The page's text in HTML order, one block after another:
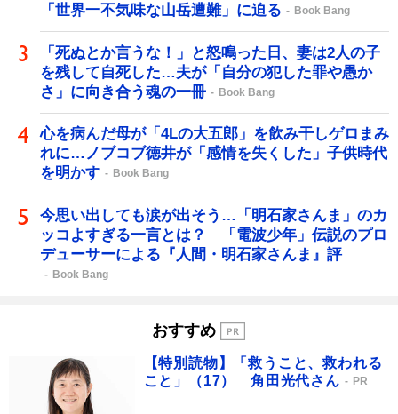
「世界一不気味な山岳遭難」に迫る
Book Bang
「死ぬとか言うな！」と怒鳴った日、妻は2人の子
を残して自死した…夫が「自分の犯した罪や愚か
さ」に向き合う魂の一冊
Book Bang
心を病んだ母が「4Lの大五郎」を飲み干しゲロまみ
れに…ノブコブ徳井が「感情を失くした」子供時代
を明かす
Book Bang
今思い出しても涙が出そう…「明石家さんま」のカ
ッコよすぎる一言とは？ 「電波少年」伝説のプロ
デューサーによる『人間・明石家さんま』評
Book Bang
おすすめ
【特別読物】「救うこと、救われる
こと」（17） 角田光代さん
PR